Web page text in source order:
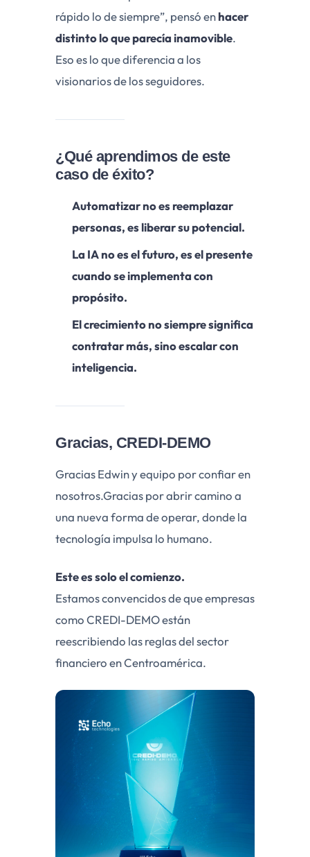
rápido lo de siempre”, pensó enhacer
distinto lo que parecía inamovible.
Eso es lo que diferencia a los
visionarios de los seguidores.
¿Qué aprendimos de este
caso de éxito?
Automatizar no es reemplazar
personas, es liberar su potencial.
La IA no es el futuro, es el presente
cuando se implementa con
propósito.
El crecimiento no siempre significa
contratar más, sino escalar con
inteligencia.
Gracias, CREDI-DEMO
Gracias Edwin y equipo por confiar en
nosotros.Gracias por abrir camino a
una nueva forma de operar, donde la
tecnología impulsa lo humano.
Este es solo el comienzo.
Estamos convencidos de que empresas
como CREDI-DEMO están
reescribiendo las reglas del sector
financiero en Centroamérica.